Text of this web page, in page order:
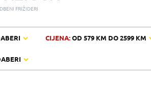
FRIŽIDERI
CIJENA:OD 579 KM DO2599 KM